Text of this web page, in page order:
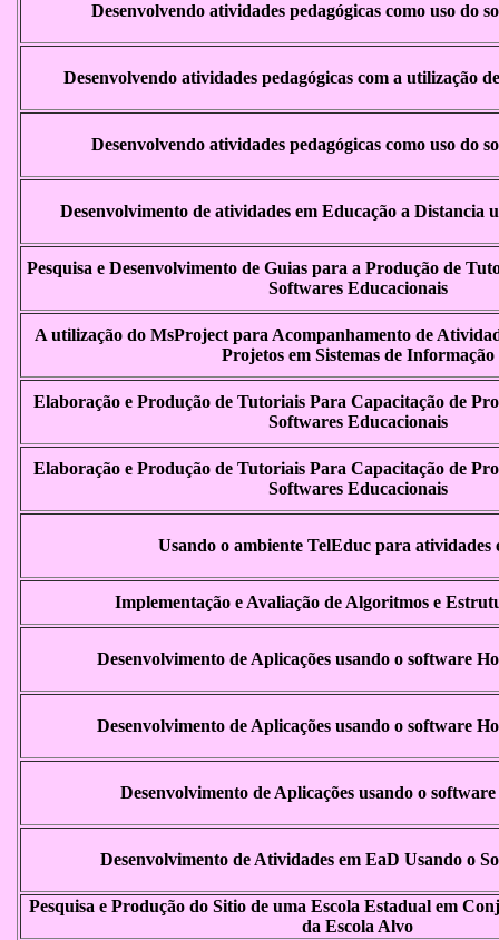
Desenvolvendo atividades pedagógicas como uso do
Desenvolvendo atividades pedagógicas com a utilização
Desenvolvendo atividades pedagógicas como uso do
Desenvolvimento de atividades em Educação a Distancia
Pesquisa e Desenvolvimento de Guias para a Produção de
Softwares Educacionais
A utilização do MsProject para Acompanhamento de
Projetos em Sistemas de Informação
Elaboração e Produção de Tutoriais Para Capacitação de
Softwares Educacionais
Elaboração e Produção de Tutoriais Para Capacitação de
Softwares Educacionais
Usando o ambiente TelEduc para atividades
Implementação e Avaliação de Algoritmos e
Desenvolvimento de Aplicações usando o software
Desenvolvimento de Aplicações usando o software
Desenvolvimento de Aplicações usando o
Desenvolvimento de Atividades em EaD Usando o
Pesquisa e Produção do Sitio de uma Escola Estadual em
da Escola Alvo